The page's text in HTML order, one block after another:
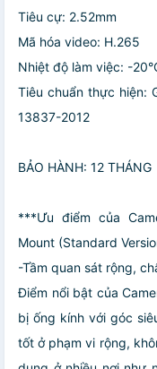
Tiêu cự: 2.52mm
Mã hóa video: H.265
Nhiệt độ làm việc: -
Tiêu chuẩn thực hiện:
13837-2012
BẢO HÀNH: 12 THÁNG
***Ưu điểm của
Mount (Standard
-Tầm quan sát rộng,
Điểm nổi bật của
bị ống kính với góc
tốt ở phạm vi rộng,